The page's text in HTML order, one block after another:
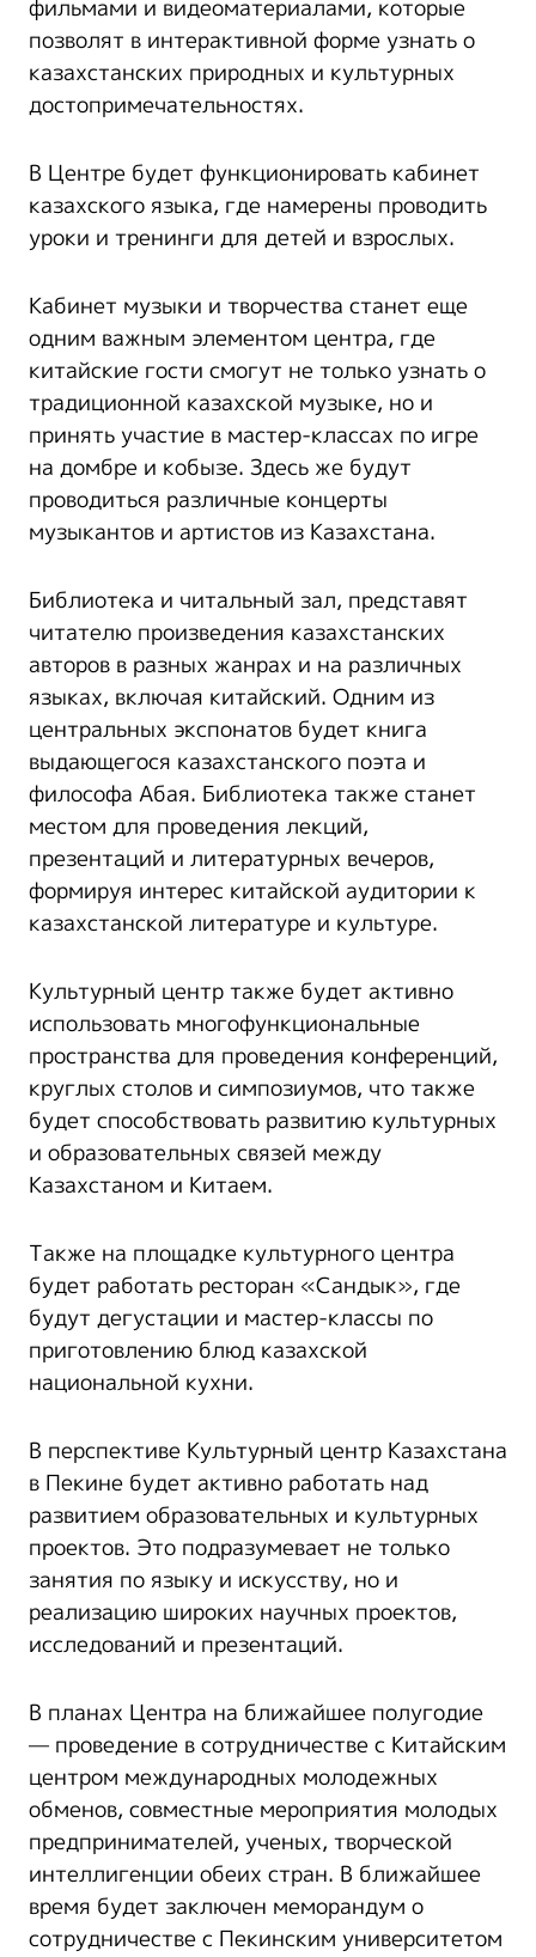
фильмами и видеоматериалами, которые
позволят в интерактивной форме узнать о
казахстанских природных и культурных
достопримечательностях.
В Центре будет функционировать кабинет
казахского языка, где намерены проводить
уроки и тренинги для детей и взрослых.
Кабинет музыки и творчества станет еще
одним важным элементом центра, где
китайские гости смогут не только узнать о
традиционной казахской музыке, но и
принять участие в мастер-классах по игре
на домбре и кобызе. Здесь же будут
проводиться различные концерты
музыкантов и артистов из Казахстана.
Библиотека и читальный зал, представят
читателю произведения казахстанских
авторов в разных жанрах и на различных
языках, включая китайский. Одним из
центральных экспонатов будет книга
выдающегося казахстанского поэта и
философа Абая. Библиотека также станет
местом для проведения лекций,
презентаций и литературных вечеров,
формируя интерес китайской аудитории к
казахстанской литературе и культуре.
Культурный центр также будет активно
использовать многофункциональные
пространства для проведения конференций,
круглых столов и симпозиумов, что также
будет способствовать развитию культурных
и образовательных связей между
Казахстаном и Китаем.
Также на площадке культурного центра
будет работать ресторан «Сандык», где
будут дегустации и мастер-классы по
приготовлению блюд казахской
национальной кухни.
В перспективе Культурный центр Казахстана
в Пекине будет активно работать над
развитием образовательных и культурных
проектов. Это подразумевает не только
занятия по языку и искусству, но и
реализацию широких научных проектов,
исследований и презентаций.
В планах Центра на ближайшее полугодие
— проведение в сотрудничестве с Китайским
центром международных молодежных
обменов, совместные мероприятия молодых
предпринимателей, ученых, творческой
интеллигенции обеих стран. В ближайшее
время будет заключен меморандум о
сотрудничестве с Пекинским университетом